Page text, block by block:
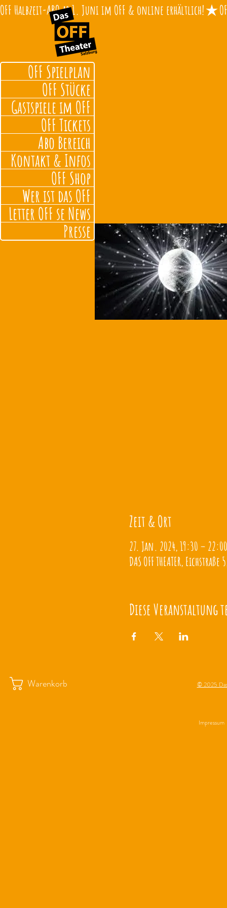
OFF Halbzeit-ABO ab 1. Juni im OFF & online erhältlich!
Zeit & Ort
27. Jan. 2024, 19:30 – 22:00
DAS OFF THEATER,
Diese Veranstaltung
OFF Spielplan
OFF Stücke
Gastspiele im OFF
OFF Tickets
Abo Bereich
Kontakt & Infos
OFF Shop
Wer ist das OFF
Letter OFF se News
Presse
Warenkorb © 2025
Impressum